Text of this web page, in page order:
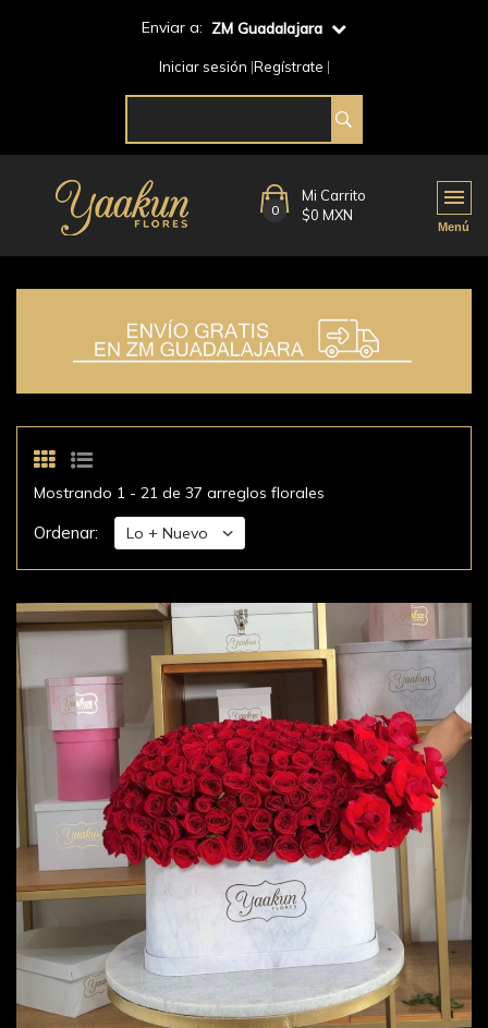
Enviar a: ZM Guadalajara
Iniciar sesión Regístrate
0
Mi Carrito
$0 MXN
Mostrando 1 - 21 de 37 arreglos florales
Ordenar: